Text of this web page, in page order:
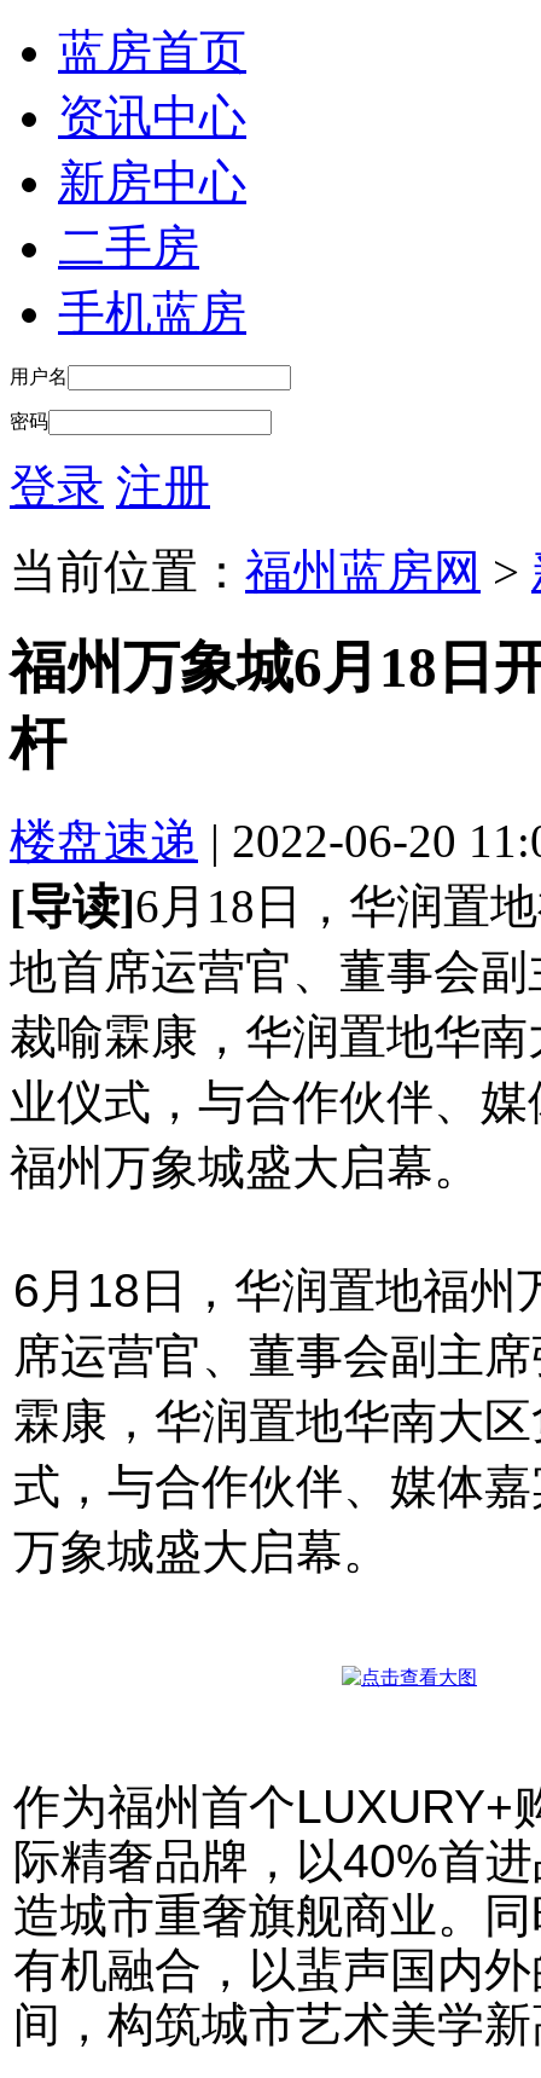
蓝房首页
资讯中心
新房中心
二手房
手机蓝房
用户名
密码
登录 注册
当前位置： 福州蓝房网 >
福州万象城6月18日
杆
楼盘速递 | 2022-06-20
[导读]6月18日，华润置
地首席运营官、董事会
裁喻霖康，华润置地华
业仪式，与合作伙伴、
福州万象城盛大启幕。
6月18日，华润置地福州
席运营官、董事会副主
霖康，华润置地华南大
式，与合作伙伴、媒体
万象城盛大启幕。
作为福州首个LUXURY+
际精奢品牌，以40%首
造城市重奢旗舰商业。
有机融合，以蜚声国内
间，构筑城市艺术美学